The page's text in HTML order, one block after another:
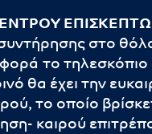
στο
το τηλεσκόπιο
θα έχει την
το οποίο
καιρού